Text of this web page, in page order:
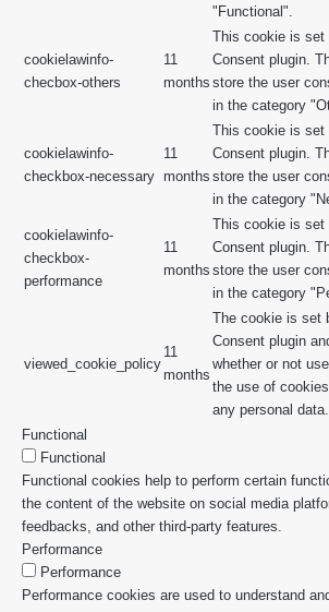
"Functional".
cookielawinfo-
checbox-others
11
months
This cookie is set
Consent plugin.
store the user
in the category
cookielawinfo-
checkbox-necessary
11
months
This cookie is set
Consent plugin.
store the user
in the category
cookielawinfo-
checkbox-
performance
11
months
This cookie is set
Consent plugin.
store the user
in the category
viewed_cookie_policy
11
months
The cookie is set
Consent plugin
whether or not
the use of
any personal data.
Functional
Functional
Functional cookies help to perform certain
the content of the website on social media
feedbacks, and other third-party features.
Performance
Performance
Performance cookies are used to understand